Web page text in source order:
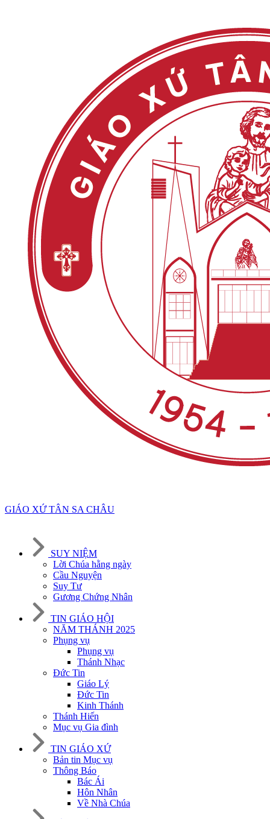
GIÁO XỨ TÂN SA CHÂU
SUY NIỆM
Lời Chúa hằng ngày
Cầu Nguyện
Suy Tư
Gương Chứng Nhân
TIN GIÁO HỘI
NĂM THÁNH 2025
Phụng vụ
Phụng vụ
Thánh Nhạc
Đức Tin
Giáo Lý
Đức Tin
Kinh Thánh
Thánh Hiến
Mục vụ Gia đình
TIN GIÁO XỨ
Bản tin Mục vụ
Thông Báo
Bác Ái
Hôn Nhân
Về Nhà Chúa